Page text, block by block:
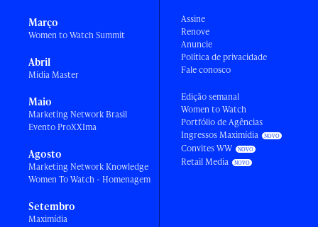
Março
Women to Watch Summit
Abril
Mídia Master
Maio
Marketing Network Brasil
Evento ProXXIma
Agosto
Marketing Network Knowledge
Women To Watch - Homenagem
Setembro
Maximídia
Assine
Renove
Anuncie
Política de privacidade
Fale conosco
Edição semanal
Women to Watch
Portfólio de Agências
Ingressos Maximídia
Convites WW
Retail Media